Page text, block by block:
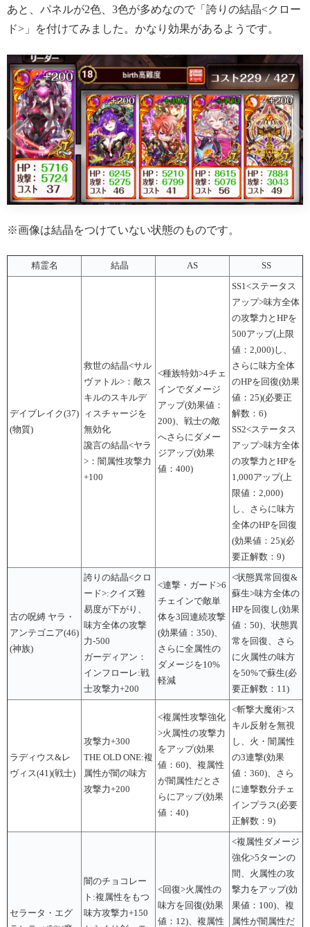
あと、パネルが2色、3色が多めなので「誇りの結晶<クロー
ド>」を付けてみました。かなり効果があるようです。
※画像は結晶をつけていない状態のものです。
精霊名 結晶 AS SS
デイブレイク(37)
(物質)
救世の結晶<サル
ヴァトル>：敵ス
キルのスキルデ
ィスチャージを
無効化
讒言の結晶<ヤラ
>：闇属性攻撃力
+100
<種族特効>4チェ
インでダメージ
アップ(効果値：
200)、戦士の敵
へさらにダメー
ジアップ(効果
値：400)
SS1<ステータス
アップ>味方全体
の攻撃力とHPを
500アップ(上限
値：2,000)し、
さらに味方全体
のHPを回復(効果
値：25)(必要正
解数：6)
SS2<ステータス
アップ>味方全体
の攻撃力とHPを
1,000アップ(上
限値：2,000)
し、さらに味方
全体のHPを回復
(効果値：25)(必
要正解数：9)
古の呪縛 ヤラ・
アンテゴニア(46)
(神族)
誇りの結晶<クロ
ード>:クイズ難
易度が下がり、
味方全体の攻撃
力-500
ガーディアン：
インフローレ:戦
士攻撃力+200
<連撃・ガード>6
チェインで敵単
体を3回連続攻撃
(効果値：350)、
さらに全属性の
ダメージを10%
軽減
<状態異常回復&
蘇生>味方全体の
HPを回復し(効果
値：50)、状態異
常を回復、さら
に火属性の味方
を50%で蘇生(必
要正解数：11)
ラディウス&レ
ヴィス(41)(戦士)
攻撃力+300
THE OLD ONE:複
属性が闇の味方
攻撃力+200
<複属性攻撃強化
>火属性の攻撃力
をアップ(効果
値：60)、複属性
が闇属性だとさ
らにアップ(効果
値：40)
<斬撃大魔術>ス
キル反射を無視
し、火・闇属性
の3連撃(効果
値：360)、さら
に連撃数分チェ
インプラス(必要
正解数：9)
セラータ・エグ
闇のチョコレー
ト:複属性をもつ
味方攻撃力+150
<回復>火属性の
味方を回復(効果
値：12)、複属性
<複属性ダメージ
強化>5ターンの
間、火属性の攻
撃力をアップ(効
果値：100)、複
属性が闇属性だ